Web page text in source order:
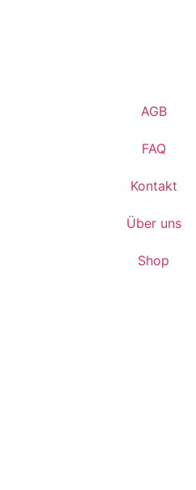
AGB
FAQ
Kontakt
Über uns
Shop